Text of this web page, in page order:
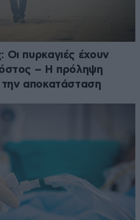
Οι πυρκαγιές έχουν
– Η πρόληψη
την αποκατάσταση